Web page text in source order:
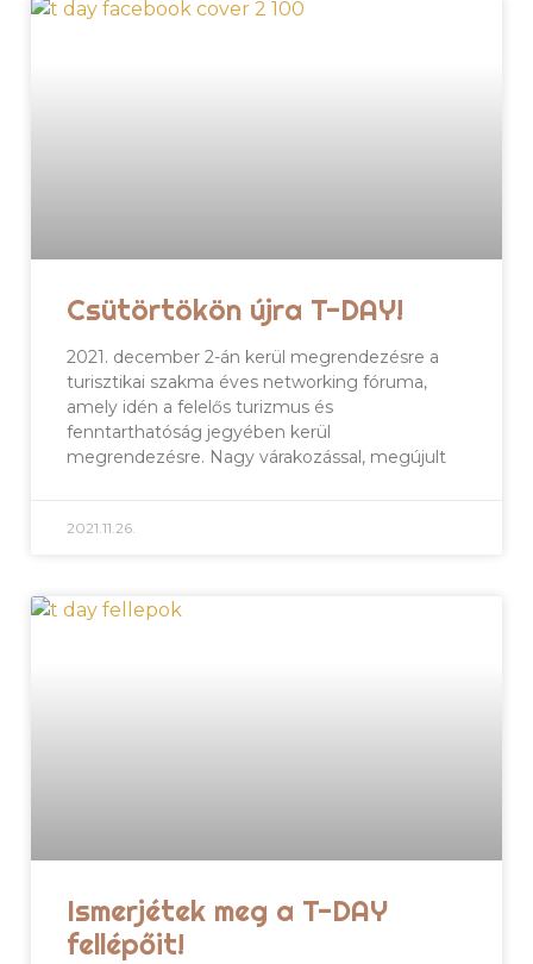
Csütörtökön újra T-DAY!
2021. december 2-án kerül megrendezésre a
turisztikai szakma éves networking fóruma,
amely idén a felelős turizmus és
fenntarthatóság jegyében kerül
megrendezésre. Nagy várakozással, megújult
2021.11.26.
Ismerjétek meg a T-DAY
fellépőit!